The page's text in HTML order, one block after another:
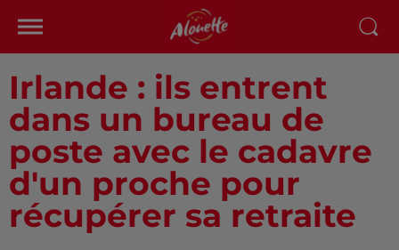
Irlande : ils entrent
dans un bureau de
poste avec le cadavre
d'un proche pour
récupérer sa retraite